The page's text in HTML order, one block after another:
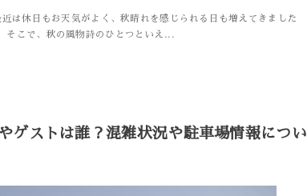
は休日もお天気がよく、秋晴れを感じられる日も増えてきました
そこで、秋の風物詩のひとつといえ...
ゲストは誰？混雑状況や駐車場情報につい